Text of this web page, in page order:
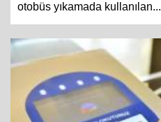
otobüs yıkamada kullanılan...